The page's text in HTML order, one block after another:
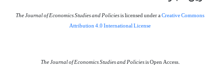
The Journal of Economics Studies and Policiesis licensed under aCreative Commons
Attribution 4.0 International License
The Journal of Economics Studies and Policiesis Open Access.